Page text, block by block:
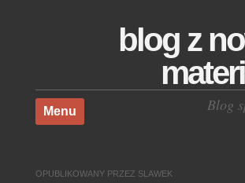
blog z
Blog
Menu
Skocz do treści
OPUBLIKOWANY PRZEZ SLAWEK